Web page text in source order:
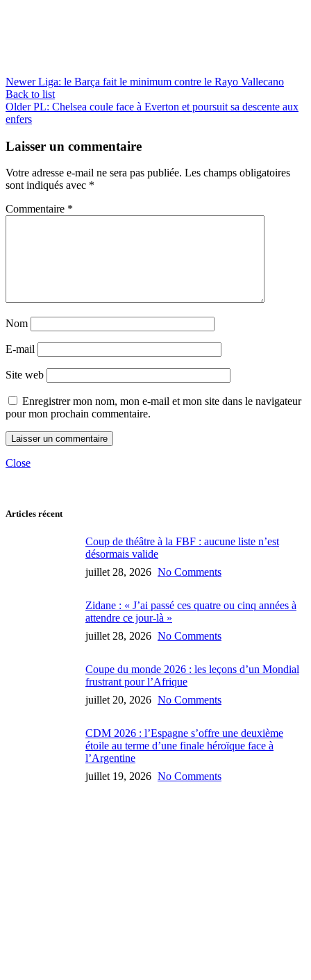
Newer Liga: le Barça fait le minimum contre le Rayo Vallecano
Back to list
Older PL: Chelsea coule face à Everton et poursuit sa descente aux
enfers
Laisser un commentaire
Votre adresse e-mail ne sera pas publiée. Les champs obligatoires
sont indiqués avec *
Commentaire *
Nom
E-mail
Site web
Enregistrer mon nom, mon e-mail et mon site dans le navigateur
pour mon prochain commentaire.
Close
Articles récent
Coup de théâtre à la FBF : aucune liste n’est
désormais valide
juillet 28, 2026 No Comments
Zidane : « J’ai passé ces quatre ou cinq années à
attendre ce jour-là »
juillet 28, 2026 No Comments
Coupe du monde 2026 : les leçons d’un Mondial
frustrant pour l’Afrique
juillet 20, 2026 No Comments
CDM 2026 : l’Espagne s’offre une deuxième
étoile au terme d’une finale héroïque face à
l’Argentine
juillet 19, 2026 No Comments